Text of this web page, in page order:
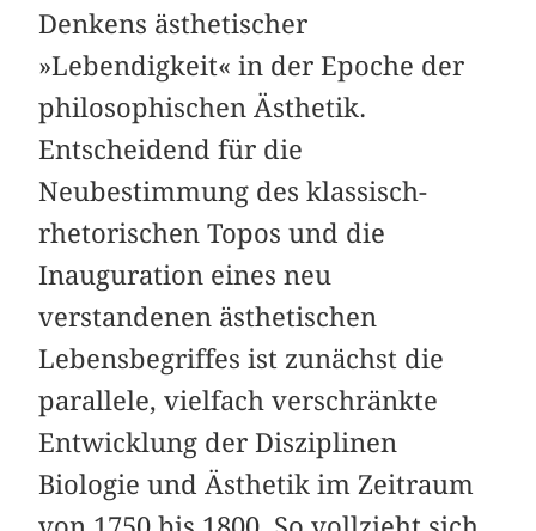
Denkens ästhetischer
»Lebendigkeit« in der Epoche der
philosophischen Ästhetik.
Entscheidend für die
Neubestimmung des klassisch-
rhetorischen Topos und die
Inauguration eines neu
verstandenen ästhetischen
Lebensbegriffes ist zunächst die
parallele, vielfach verschränkte
Entwicklung der Disziplinen
Biologie und Ästhetik im Zeitraum